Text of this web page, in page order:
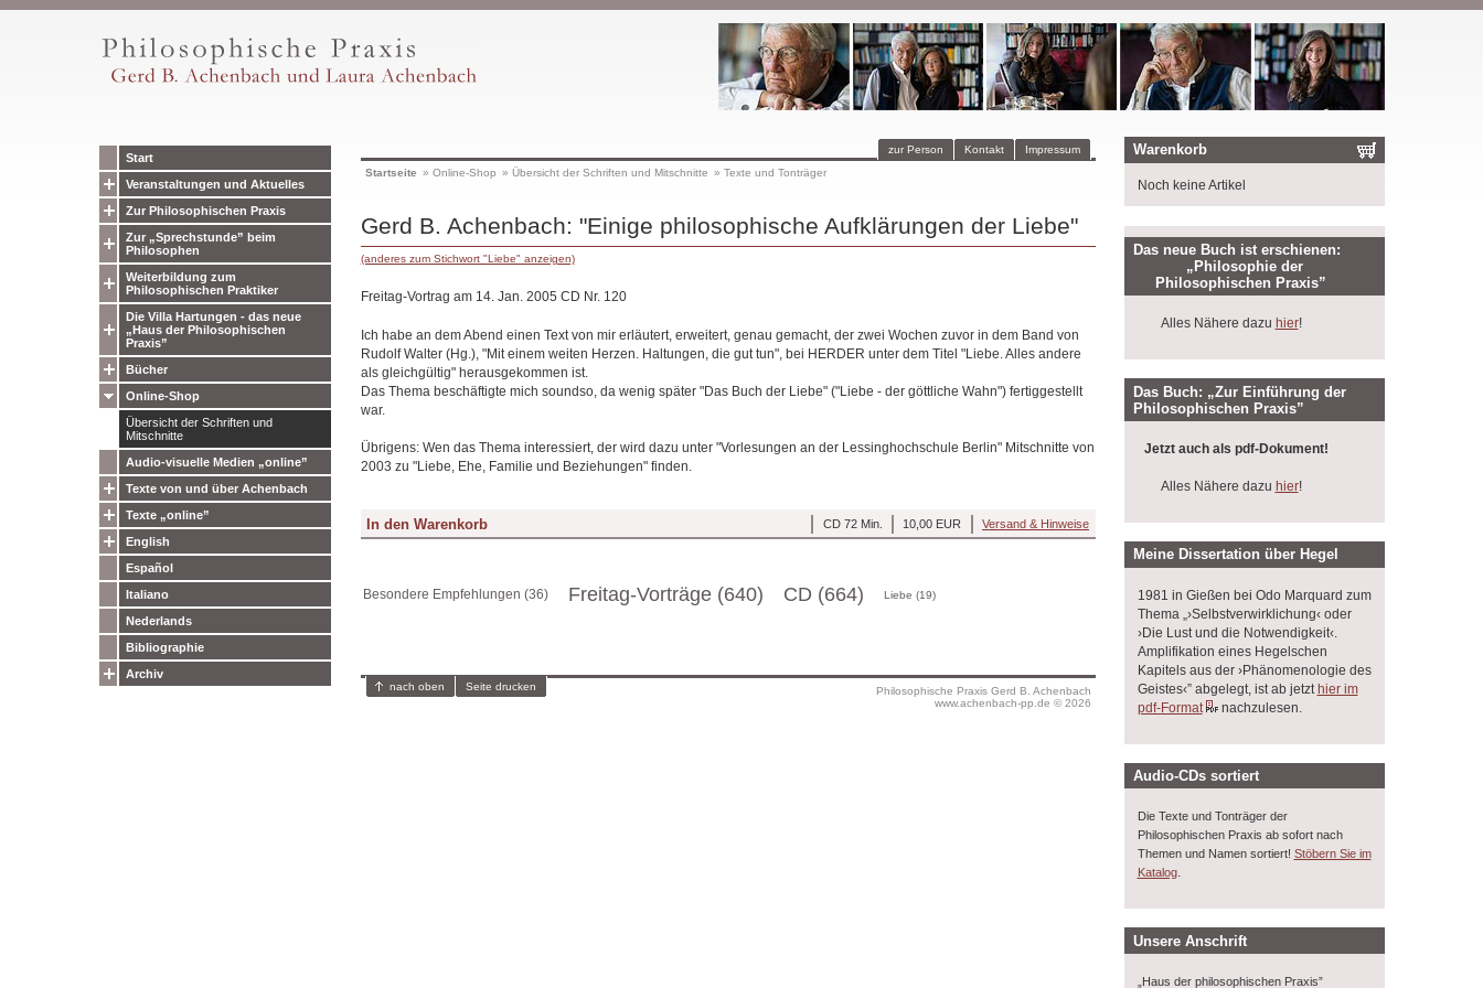
Start
Veranstaltungen und Aktuelles
Zur Philosophischen Praxis
Zur „Sprechstunde” beim
Philosophen
Weiterbildung zum
Philosophischen Praktiker
Die Villa Hartungen - das neue
„Haus der Philosophischen
Praxis”
Bücher
Online-Shop
Übersicht der Schriften und
Mitschnitte
Audio-visuelle Medien „online”
Texte von und über Achenbach
Texte „online”
English
Español
Italiano
Nederlands
Bibliographie
Archiv
Impressum
Kontakt
zur Person
Startseite » Online-Shop » Übersicht der Schriften und Mitschnitte » Texte und Tonträger
Gerd B. Achenbach: "Einige philosophische Aufklärungen der Liebe"
(anderes zum Stichwort "Liebe" anzeigen)
Freitag-Vortrag am 14. Jan. 2005 CD Nr. 120
Ich habe an dem Abend einen Text von mir erläutert, erweitert, genau gemacht, der zwei Wochen zuvor in dem Band von
Rudolf Walter (Hg.), "Mit einem weiten Herzen. Haltungen, die gut tun", bei HERDER unter dem Titel "Liebe. Alles andere
als gleichgültig" herausgekommen ist.
Das Thema beschäftigte mich soundso, da wenig später "Das Buch der Liebe" ("Liebe - der göttliche Wahn") fertiggestellt
war.
Übrigens: Wen das Thema interessiert, der wird dazu unter "Vorlesungen an der Lessinghochschule Berlin" Mitschnitte von
2003 zu "Liebe, Ehe, Familie und Beziehungen" finden.
Versand & Hinweise
10,00 EUR
CD 72 Min.
Besondere Empfehlungen (36) Freitag-Vorträge (640) CD (664) Liebe (19)
Philosophische Praxis Gerd B. Achenbach
www.achenbach-pp.de © 2026
nach oben Seite drucken
Warenkorb
Noch keine Artikel
Das neue Buch ist erschienen:
„Philosophie der
Philosophischen Praxis”
Alles Nähere dazu hier!
Das Buch: „Zur Einführung der
Philosophischen Praxis”
Jetzt auch als pdf-Dokument!
Alles Nähere dazu hier!
Meine Dissertation über Hegel
1981 in Gießen bei Odo Marquard zum
Thema „›Selbstverwirklichung‹ oder
›Die Lust und die Notwendigkeit‹.
Amplifikation eines Hegelschen
Kapitels aus der ›Phänomenologie des
Geistes‹” abgelegt, ist ab jetzt hier im
pdf-Format
nachzulesen.
Audio-CDs sortiert
Die Texte und Tonträger der
Philosophischen Praxis ab sofort nach
Themen und Namen sortiert! Stöbern Sie im
Katalog.
Unsere Anschrift
„Haus der philosophischen Praxis”